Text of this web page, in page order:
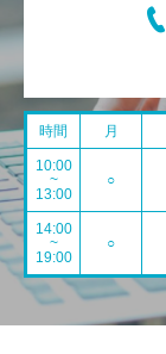
時間 月
10:00
~
13:00
○
14:00
~
19:00
○